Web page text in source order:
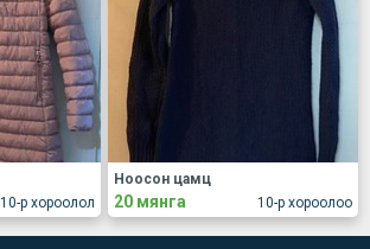
10-р хороолол 10-р хороолоо
Ноосон цамц
20 мянга